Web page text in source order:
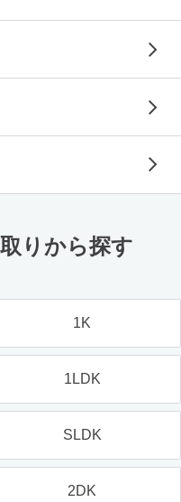
りから探す
1K
1LDK
SLDK
2DK